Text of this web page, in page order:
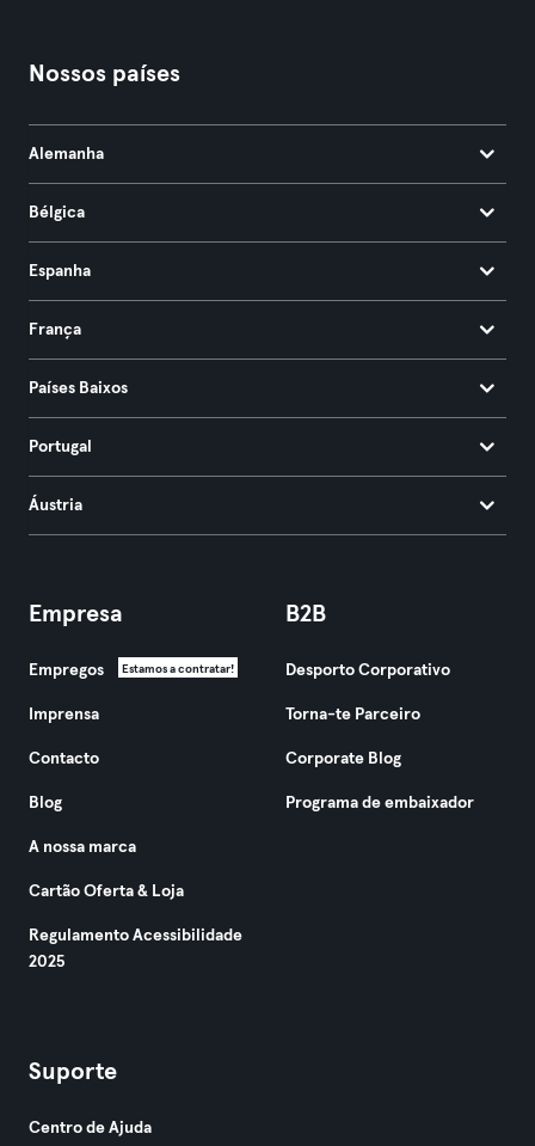
Nossos países
Alemanha
Bélgica
Espanha
França
Países Baixos
Portugal
Áustria
Empresa
Empregos Estamos a contratar!
Imprensa
Contacto
Blog
A nossa marca
Cartão Oferta & Loja
Regulamento Acessibilidade
2025
B2B
Desporto Corporativo
Torna-te Parceiro
Corporate Blog
Programa de embaixador
Suporte
Centro de Ajuda